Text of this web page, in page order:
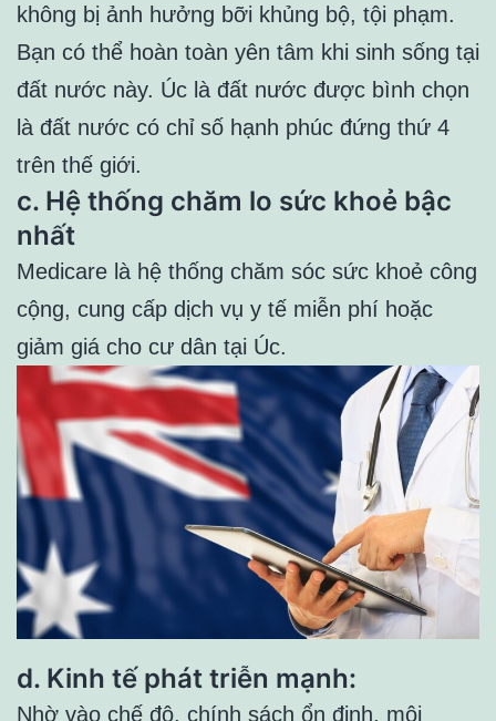
không bị ảnh hưởng bỡi khủng bộ, tội phạm.
Bạn có thể hoàn toàn yên tâm khi sinh sống tại
đất nước này. Úc là đất nước được bình chọn
là đất nước có chỉ số hạnh phúc đứng thứ 4
trên thế giới.
c. Hệ thống chăm lo sức khoẻ bậc
nhất
Medicare là hệ thống chăm sóc sức khoẻ công
cộng, cung cấp dịch vụ y tế miễn phí hoặc
giảm giá cho cư dân tại Úc.
d. Kinh tế phát triễn mạnh:
Nhờ vào chế độ, chính sách ổn định, môi